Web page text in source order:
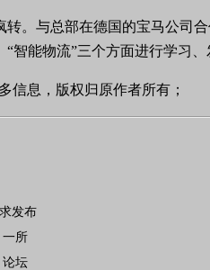
。 与总部在德国的宝马公司
智能物流”三个方面进行学习、
信息，版权归原作者所有；
发布
一所
论坛